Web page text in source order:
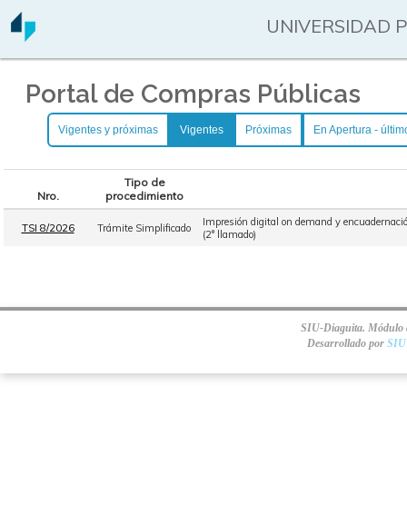
UNIVERSIDAD
Portal de Compras Públicas
Vigentes y próximas Vigentes Próximas En Apertura -
Nro.
Tipo de
procedimiento
TSI 8/2026 Trámite Simplificado
Impresión digital on demand y
(2° llamado)
SIU-Diaguita. Módulo
Desarrollado por SIU